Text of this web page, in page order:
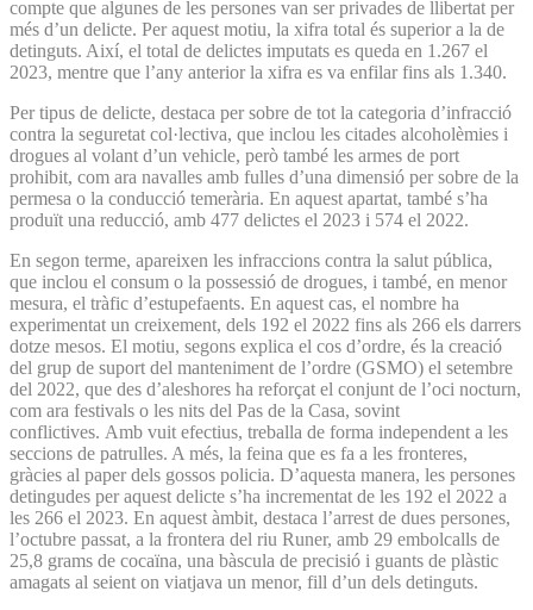
compte que algunes de les persones van ser privades de llibertat per
més d’un delicte. Per aquest motiu, la xifra total és superior a la de
detinguts. Així, el total de delictes imputats es queda en 1.267 el
2023, mentre que l’any anterior la xifra es va enfilar fins als 1.340.
Per tipus de delicte, destaca per sobre de tot la categoria d’infracció
contra la seguretat col·lectiva, que inclou les citades alcoholèmies i
drogues al volant d’un vehicle, però també les armes de port
prohibit, com ara navalles amb fulles d’una dimensió per sobre de la
permesa o la conducció temerària. En aquest apartat, també s’ha
produït una reducció, amb 477 delictes el 2023 i 574 el 2022.
En segon terme, apareixen les infraccions contra la salut pública,
que inclou el consum o la possessió de drogues, i també, en menor
mesura, el tràfic d’estupefaents. En aquest cas, el nombre ha
experimentat un creixement, dels 192 el 2022 fins als 266 els darrers
dotze mesos. El motiu, segons explica el cos d’ordre, és la creació
del grup de suport del manteniment de l’ordre (GSMO) el setembre
del 2022, que des d’aleshores ha reforçat el conjunt de l’oci nocturn,
com ara festivals o les nits del Pas de la Casa, sovint
conflictives. Amb vuit efectius, treballa de forma independent a les
seccions de patrulles. A més, la feina que es fa a les fronteres,
gràcies al paper dels gossos policia. D’aquesta manera, les persones
detingudes per aquest delicte s’ha incrementat de les 192 el 2022 a
les 266 el 2023. En aquest àmbit, destaca l’arrest de dues persones,
l’octubre passat, a la frontera del riu Runer, amb 29 embolcalls de
25,8 grams de cocaïna, una bàscula de precisió i guants de plàstic
amagats al seient on viatjava un menor, fill d’un dels detinguts.